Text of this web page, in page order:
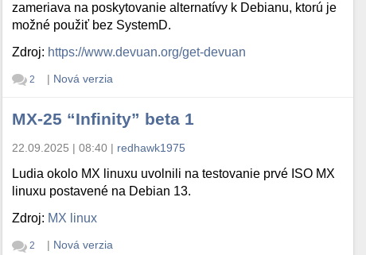
zameriava na poskytovanie alternatívy k Debianu, ktorú je
možné použiť bez SystemD.
Zdroj: https://www.devuan.org/get-devuan
2 | Nová verzia
MX-25 “Infinity” beta 1
22.09.2025 | 08:40 | redhawk1975
Ludia okolo MX linuxu uvolnili na testovanie prvé ISO MX
linuxu postavené na Debian 13.
Zdroj: MX linux
2 | Nová verzia